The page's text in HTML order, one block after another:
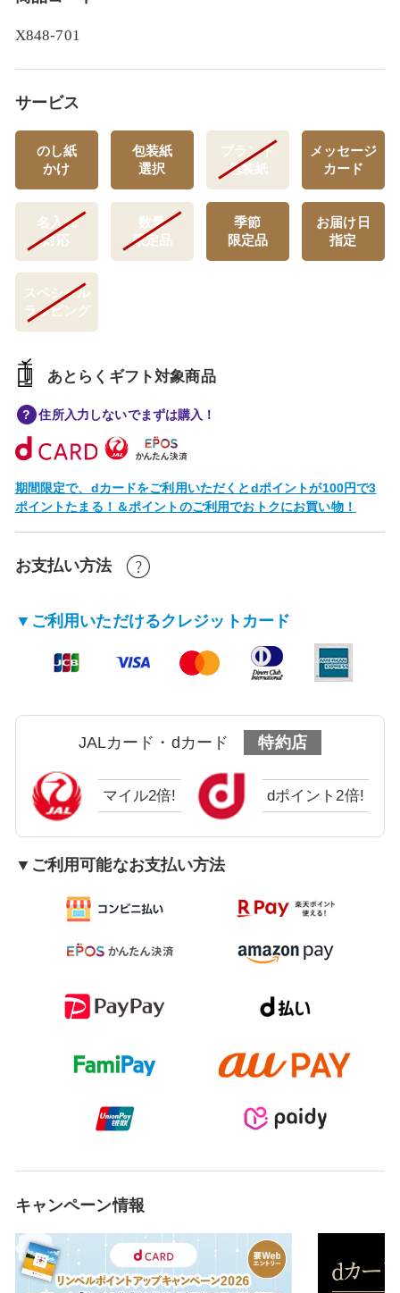
X848-701
サービス
のし紙
かけ
包装紙
選択
ブランド
包装紙
メッセージ
カード
名入れ
対応
数量
限定品
季節
限定品
お届け日
指定
スペシャル
ラッピング
あとらくギフト対象商品
住所入力しないでまずは購入！
期間限定で、dカードをご利用いただくとdポイントが100円で3
ポイントたまる！＆ポイントのご利用でおトクにお買い物！
お支払い方法
▼ご利用いただけるクレジットカード
JALカード・dカード 特約店
マイル2倍! dポイント2倍!
▼ご利用可能なお支払い方法
キャンペーン情報